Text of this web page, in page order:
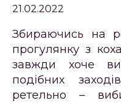
21.02.2022
Збираючись на
прогулянку з
завжди хоче
подібних
ретельно –